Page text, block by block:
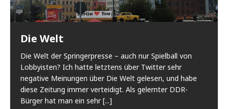
Die Welt
Die Welt der Springerpresse – auch nur Spielball von
Lobbyisten? Ich hatte letztens über Twitter sehr
negative Meinungen über Die Welt gelesen, und habe
diese Zeitung immer verteidigt. Als gelernter DDR-
Bürger hat man ein sehr[...]